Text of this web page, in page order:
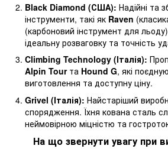
Black Diamond (США): Надійні та
інструменти, такі як Raven
(карбоновий інструмент для
ідеальну розваговку та точність
Climbing Technology (Італія):
Alpin Tourта Hound G, які
виготовлення та доступну ціну.
Grivel (Італія): Найстаріший
спорядження. Їхня кована сталь
неймовірною міцністю та
На що звернути увагу при